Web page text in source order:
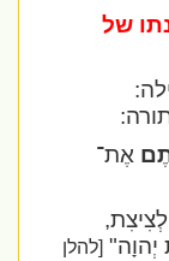
של
אֶת־
[להלן